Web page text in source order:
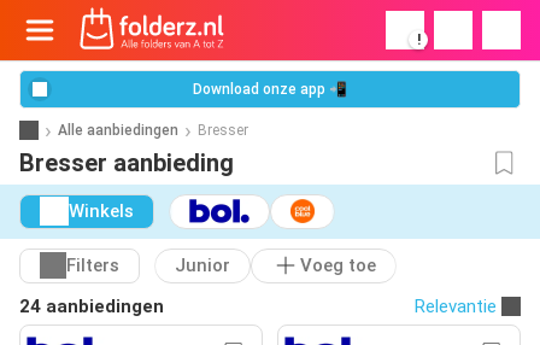
!
Download onze app 📲
Alle aanbiedingen Bresser
Bresser aanbieding
Winkels
Filters Junior
Voeg toe
24 aanbiedingen
Relevantie